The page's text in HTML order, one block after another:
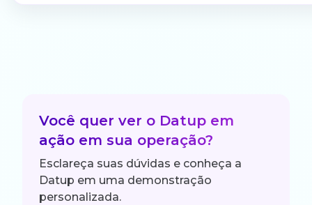
Você quer ver o Datup em
ação em sua operação?
Esclareça suas dúvidas e conheça a
Datup em uma demonstração
personalizada.